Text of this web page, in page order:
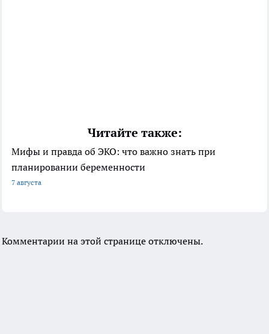
Читайте также:
Мифы и правда об ЭКО: что важно знать при
планировании беременности
7 августа
Комментарии на этой странице отключены.